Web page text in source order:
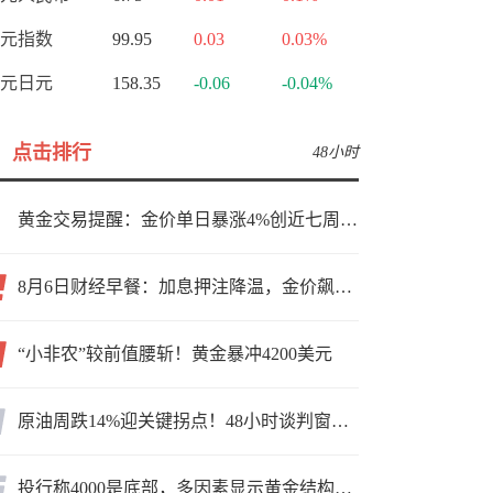
指数 99.95 0.03 0.03%
日元 158.35 -0.06 -0.04%
点击排行 48小时
黄金交易提醒：金价单日暴涨4%创近七周新高，加息预期降温叠加霍尔木兹“暂停信号”，牛市重启了？
8月6日财经早餐：加息押注降温，金价飙升至近两个月高位，地缘缓和预期，美油75关口拉锯
“小非农”较前值腰斩！黄金暴冲4200美元
原油周跌14%迎关键拐点！48小时谈判窗口，暗藏行情变数
投行称4000是底部，多因素显示黄金结构性机会显现